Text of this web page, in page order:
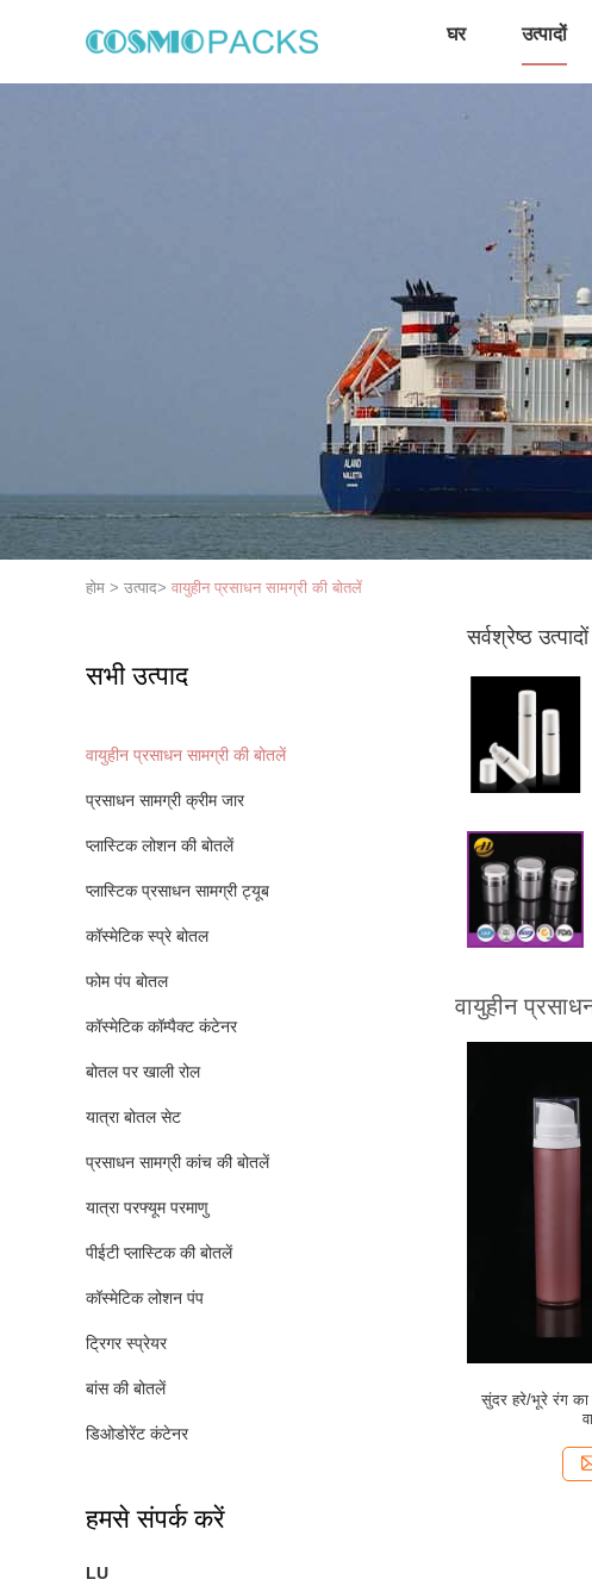
घर उत्पादों
होम > उत्पाद> वायुहीन प्रसाधन सामग्री की बोतलें
सभी उत्पाद
वायुहीन प्रसाधन सामग्री की बोतलें
प्रसाधन सामग्री क्रीम जार
प्लास्टिक लोशन की बोतलें
प्लास्टिक प्रसाधन सामग्री ट्यूब
कॉस्मेटिक स्प्रे बोतल
फोम पंप बोतल
कॉस्मेटिक कॉम्पैक्ट कंटेनर
बोतल पर खाली रोल
यात्रा बोतल सेट
प्रसाधन सामग्री कांच की बोतलें
यात्रा परफ्यूम परमाणु
पीईटी प्लास्टिक की बोतलें
कॉस्मेटिक लोशन पंप
ट्रिगर स्प्रेयर
बांस की बोतलें
डिओडोरेंट कंटेनर
हमसे संपर्क करें
LU
सर्वश्रेष्ठ उत्पादों
वायुहीन
सुंदर हरे/भूरे रंग का